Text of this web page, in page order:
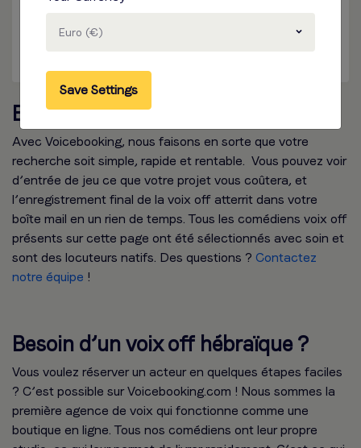
Booker une voix off en Hébreu
Avec Voicebooking, nous faisons en sorte que votre
recherche soit simple, rapide et rentable. Vous pouvez voir
d’entrée de jeu ce que votre projet vous coûtera, et
l’enregistrement final de la voix off atterrit dans votre
boîte mail en un rien de temps. Tous les comédiens voix off
présents sur cette page ont été sélectionnés avec soin et
sont des locuteurs natifs. Des questions ? Contactez
notre équipe !
Besoin d’un voix off hébraïque ?
Vous voulez réserver un acteur en quelques étapes faciles
? C’est possible sur Voicebooking.com ! Nous sommes la
première agence de voix qui fonctionne comme une
boutique en ligne. Tous nos comédiens ont leur propre
Euro (€)
Save Settings